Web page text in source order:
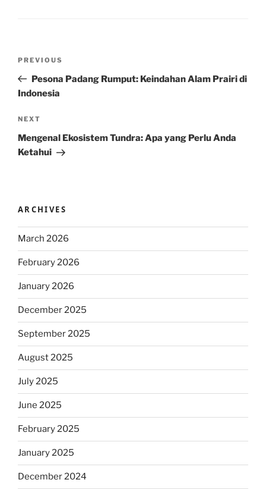
Previous
Post
PREVIOUS
Pesona Padang Rumput: Keindahan Alam Prairi di
Indonesia
Next
Post
NEXT
Mengenal Ekosistem Tundra: Apa yang Perlu Anda
Ketahui
ARCHIVES
March 2026
February 2026
January 2026
December 2025
September 2025
August 2025
July 2025
June 2025
February 2025
January 2025
December 2024